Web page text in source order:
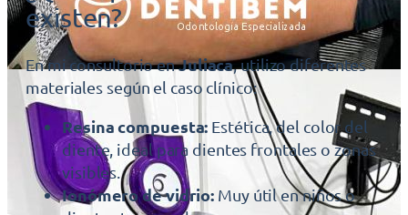
existen?
En mi consultorio enJuliaca, utilizo diferentes
materiales según el caso clínico:
Resina compuesta: Estética, del color del
diente, ideal para dientes frontales o zonas
visibles.
Ionómero de vidrio: Muy útil en niños o